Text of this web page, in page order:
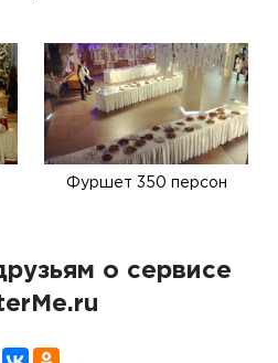
Фуршет 350 персон
о сервисе